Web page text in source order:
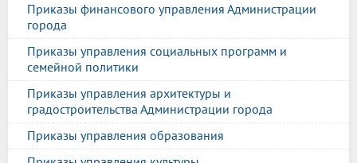
Приказы финансового управления Администрации
города
Приказы управления социальных программ и
семейной политики
Приказы управления архитектуры и
градостроительства Администрации города
Приказы управления образования